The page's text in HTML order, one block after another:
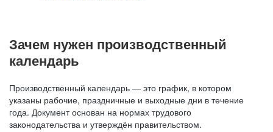
Зачем нужен производственный
календарь
Производственный календарь — это график, в котором
указаны рабочие, праздничные и выходные дни в течение
года. Документ основан на нормах трудового
законодательства и утверждён правительством.